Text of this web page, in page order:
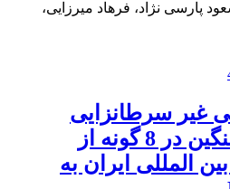
پارسی نژاد، فرهاد میرزایی،
غیر سرطانزایی
برخی از عناصر سنگین در 8 گونه از
المللی ایران به